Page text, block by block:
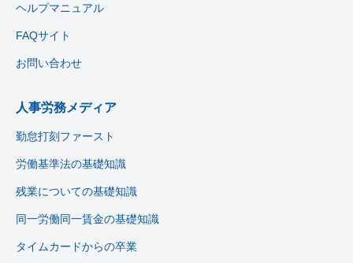
ヘルプマニュアル
FAQサイト
お問い合わせ
人事労務メディア
勤怠打刻ファースト
労働基準法の基礎知識
残業についての基礎知識
同一労働同一賃金の基礎知識
タイムカードからの卒業